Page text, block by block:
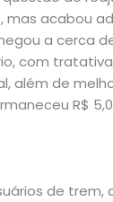
acabou
a cerca
com
além de
R$
de